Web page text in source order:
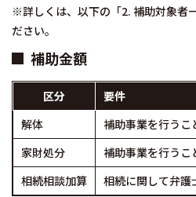
※詳しくは、以下の「2. 補助対象者
ださい。
補助金額
区分 要件
解体
補助事業を行うこ
家財処分
補助事業を行うこ
相続相談加算
相続に関して弁護